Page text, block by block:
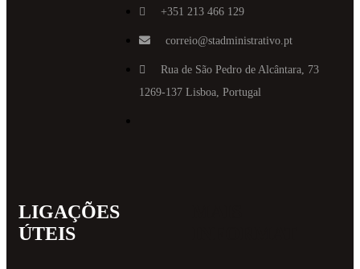
+351 213 466 129
correio@stadministrativo.pt
Rua de São Pedro de Alcântara, 73
1269-137 Lisboa, Portugal
LIGAÇÕES
ÚTEIS